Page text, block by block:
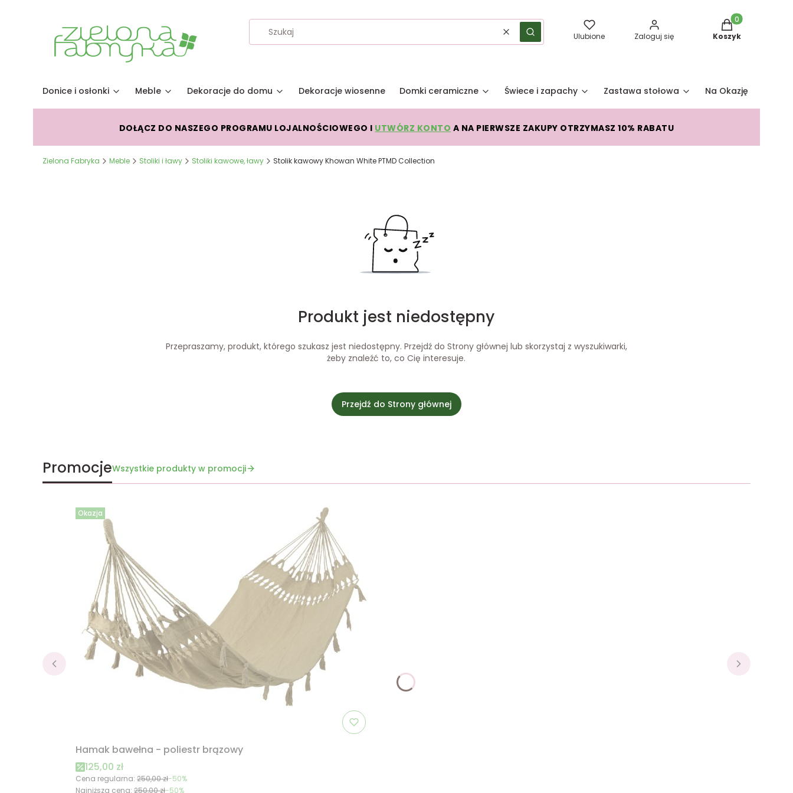
WyczyśćSzukaj Ulubione Zaloguj się
Produkty w
Koszyk
Donice i osłonki Meble Dekoracje do domu Dekoracje wiosenne Domki ceramiczne Świece i zapachy Zastawa stołowa Na Okazję
DOŁĄCZ DO NASZEGO PROGRAMU LOJALNOŚCIOWEGO I UTWÓRZ KONTO A NA PIERWSZE ZAKUPY OTRZYMASZ 10% RABATU
Zielona Fabryka Meble Stoliki i ławy Stoliki kawowe, ławy Stolik kawowy Khowan White PTMD Collection
Produkt jest niedostępny
Przepraszamy, produkt, którego szukasz jest niedostępny. Przejdź do Strony głównej lub skorzystaj z wyszukiwarki,
żeby znaleźć to, co Cię interesuje.
Przejdź do Strony głównej
PromocjeWszystkie produkty w promocji
Okazja
Hamak bawełna - poliestr brązowy
Cena promocyjna
125,00 zł
Cena regularna: 250,00 zł-50%
Najniższa cena: 250,00 zł-50%